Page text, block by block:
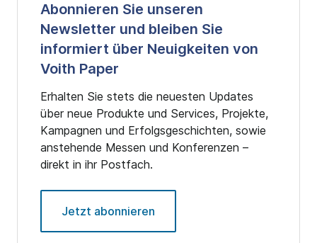
Abonnieren Sie unseren
Newsletter und bleiben Sie
informiert über Neuigkeiten von
Voith Paper
Erhalten Sie stets die neuesten Updates
über neue Produkte und Services, Projekte,
Kampagnen und Erfolgsgeschichten, sowie
anstehende Messen und Konferenzen –
direkt in ihr Postfach.
Jetzt abonnieren